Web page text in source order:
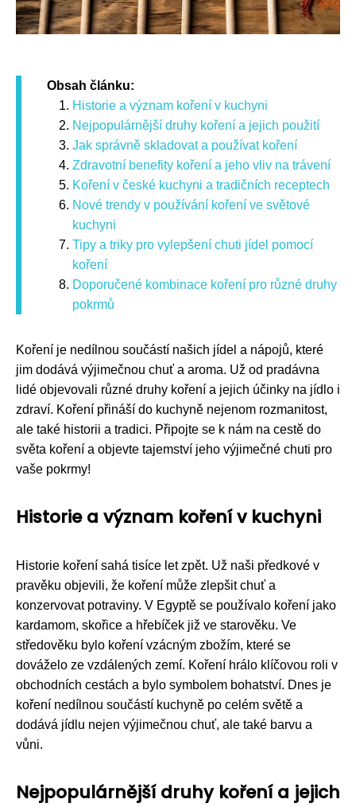
Obsah článku:
Historie a význam koření v kuchyni
Nejpopulárnější druhy koření a jejich použití
Jak správně skladovat a používat koření
Zdravotní benefity koření a jeho vliv na trávení
Koření v české kuchyni a tradičních receptech
Nové trendy v používání koření ve světové
kuchyni
Tipy a triky pro vylepšení chuti jídel pomocí
koření
Doporučené kombinace koření pro různé druhy
pokrmů
Koření je nedílnou součástí našich jídel a nápojů, které
jim dodává výjimečnou chuť a aroma. Už od pradávna
lidé objevovali různé druhy koření a jejich účinky na jídlo i
zdraví. Koření přináší do kuchyně nejenom rozmanitost,
ale také historii a tradici. Připojte se k nám na cestě do
světa koření a objevte tajemství jeho výjimečné chuti pro
vaše pokrmy!
Historie a význam koření v kuchyni
Historie koření sahá tisíce let zpět. Už naši předkové v
pravěku objevili, že koření může zlepšit chuť a
konzervovat potraviny. V Egyptě se používalo koření jako
kardamom, skořice a hřebíček již ve starověku. Ve
středověku bylo koření vzácným zbožím, které se
dováželo ze vzdálených zemí. Koření hrálo klíčovou roli v
obchodních cestách a bylo symbolem bohatství. Dnes je
koření nedílnou součástí kuchyně po celém světě a
dodává jídlu nejen výjimečnou chuť, ale také barvu a
vůni.
Nejpopulárnější druhy koření a jejich